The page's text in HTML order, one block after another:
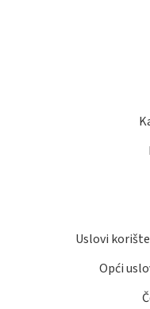
Uslovi
Opći